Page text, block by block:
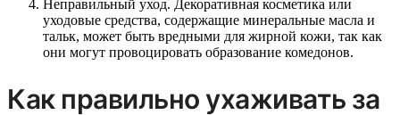
Неправильный уход. Декоративная косметика или
уходовые средства, содержащие минеральные масла и
тальк, может быть вредными для жирной кожи, так как
они могут провоцировать образование комедонов.
Как правильно ухаживать за